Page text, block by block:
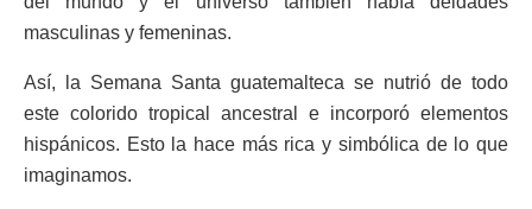
masculinas y femeninas.
Así, la Semana Santa guatemalteca se nutrió de todo
este colorido tropical ancestral e incorporó elementos
hispánicos. Esto la hace más rica y simbólica de lo que
imaginamos.